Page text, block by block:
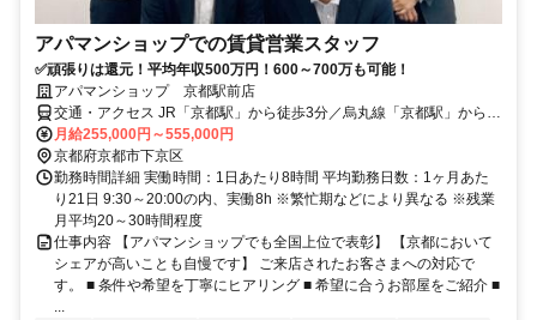
アパマンショップでの賃貸営業スタッフ
✅頑張りは還元！平均年収500万円！600～700万も可能！
アパマンショップ 京都駅前店
交通・アクセス JR「京都駅」から徒歩3分／烏丸線「京都駅」から徒
歩1分
月給255,000円～555,000円
京都府京都市下京区
勤務時間詳細 実働時間：1日あたり8時間 平均勤務日数：1ヶ月あた
り21日 9:30～20:00の内、実働8h ※繁忙期などにより異なる ※残業
月平均20～30時間程度
仕事内容 【アパマンショップでも全国上位で表彰】 【京都において
シェアが高いことも自慢です】 ご来店されたお客さまへの対応で
す。 ■ 条件や希望を丁寧にヒアリング ■ 希望に合うお部屋をご紹介 ■
...